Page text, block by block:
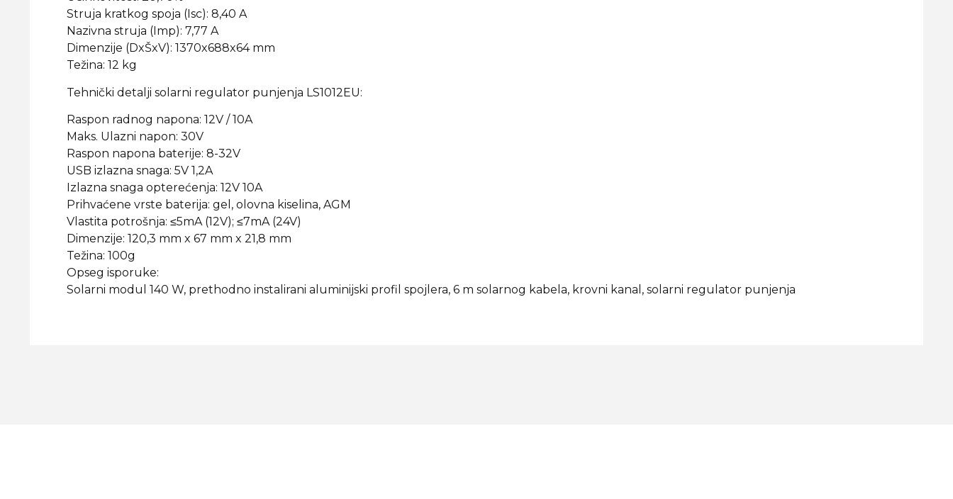
Struja kratkog spoja (Isc): 8,40 A
Nazivna struja (Imp): 7,77 A
Dimenzije (DxŠxV): 1370x688x64 mm
Težina: 12 kg
Tehnički detalji solarni regulator punjenja LS1012EU:
Raspon radnog napona: 12V / 10A
Maks. Ulazni napon: 30V
Raspon napona baterije: 8-32V
USB izlazna snaga: 5V 1,2A
Izlazna snaga opterećenja: 12V 10A
Prihvaćene vrste baterija: gel, olovna kiselina, AGM
Vlastita potrošnja: ≤5mA (12V); ≤7mA (24V)
Dimenzije: 120,3 mm x 67 mm x 21,8 mm
Težina: 100g
Opseg isporuke:
Solarni modul 140 W, prethodno instalirani aluminijski profil spojlera, 6 m solarnog kabela, krovni kanal, solarni regulator punjenja